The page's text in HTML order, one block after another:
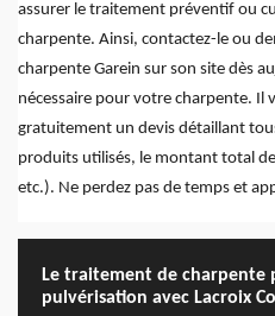
assurer le traitement préventif ou
charpente. Ainsi, contactez-le ou
charpente Garein sur son site dès
nécessaire pour votre charpente. Il
gratuitement un devis détaillant
produits utilisés, le montant total
etc.). Ne perdez pas de temps et
Le traitement de charpente
pulvérisation avec Lacroix